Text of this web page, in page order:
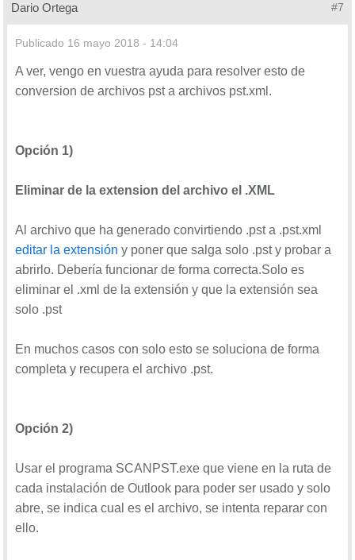
Dario Ortega #7
Publicado 16 mayo 2018 - 14:04
A ver, vengo en vuestra ayuda para resolver esto de
conversion de archivos pst a archivos pst.xml.
Opción 1)
Eliminar de la extension del archivo el .XML
Al archivo que ha generado convirtiendo .pst a .pst.xml
editar la extensión y poner que salga solo .pst y probar a
abrirlo. Debería funcionar de forma correcta.Solo es
eliminar el .xml de la extensión y que la extensión sea
solo .pst
En muchos casos con solo esto se soluciona de forma
completa y recupera el archivo .pst.
Opción 2)
Usar el programa SCANPST.exe que viene en la ruta de
cada instalación de Outlook para poder ser usado y solo
abre, se indica cual es el archivo, se intenta reparar con
ello.